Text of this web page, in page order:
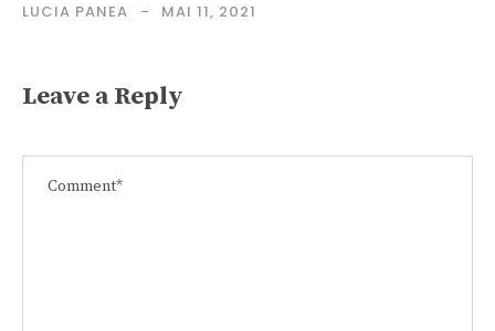
LUCIA PANEA MAI 11, 2021
Leave a Reply